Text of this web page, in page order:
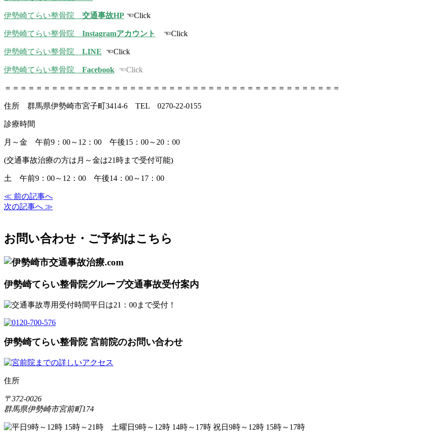
伊勢崎てらい整骨院 交通事故HP ☜Click
伊勢崎てらい整骨院 Instagramアカウント ☜Click
伊勢崎てらい整骨院 LINE ☜Click
伊勢崎てらい整骨院 Facebook ☜Click
＝＝＝＝＝＝＝＝＝＝＝＝＝＝＝＝＝＝＝＝＝＝＝＝＝＝＝＝＝＝＝＝＝＝＝＝＝＝＝＝＝＝＝
住所 群馬県伊勢崎市宮子町3414-6 TEL 0270-22-0155
診療時間
月～金 午前9：00～12：00 午後15：00～20：00
(交通事故治療の方は月～金は21時まで受付可能)
土 午前9：00～12：00 午後14：00～17：00
≪ 前の記事へ
次の記事へ ≫
お問い合わせ・ご予約はこちら
伊勢崎てらい整骨院グループ交通事故受付案内
伊勢崎てらい整骨院 宮前院のお問い合わせ
住所
〒372-0026
群馬県伊勢崎市宮前町174